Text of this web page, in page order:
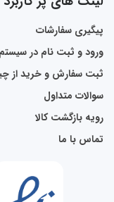
پیگیری سفارشات
ورود و ثبت نام در
ثبت سفارش و خرید از
سوالات متداول
رویه بازگشت کالا
تماس با ما